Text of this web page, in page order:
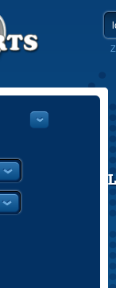
POLISH